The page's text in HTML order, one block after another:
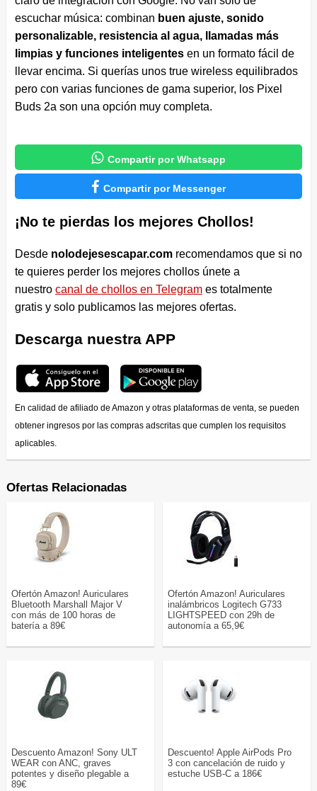
escuchar música: combinan buen ajuste, sonido
personalizable, resistencia al agua, llamadas más
limpias y funciones inteligentesen un formato fácil de
llevar encima. Si querías unos true wireless equilibrados
pero con varias funciones de gama superior, los Pixel
Buds 2a son una opción muy completa.
 Compartir por Whatsapp
 Compartir por Messenger
¡No te pierdas los mejores Chollos!
Desde nolodejesescapar.comrecomendamos que si no
te quieres perder los mejores chollos únete a
nuestro canal de chollos en Telegrames totalmente
gratis y solo publicamos las mejores ofertas.
Descarga nuestra APP
En calidad de afiliado de Amazon y otras plataformas de venta, se pueden
obtener ingresos por las compras adscritas que cumplen los requisitos
aplicables.
Ofertas Relacionadas
Ofertón Amazon! Auriculares
Bluetooth Marshall Major V
con más de 100 horas de
batería a 89€
Ofertón Amazon! Auriculares
inalámbricos Logitech G733
LIGHTSPEED con 29h de
autonomía a 65,9€
Descuento Amazon! Sony ULT
WEAR con ANC, graves
potentes y diseño plegable a
89€
Descuento! Apple AirPods Pro
3 con cancelación de ruido y
estuche USB-C a 186€